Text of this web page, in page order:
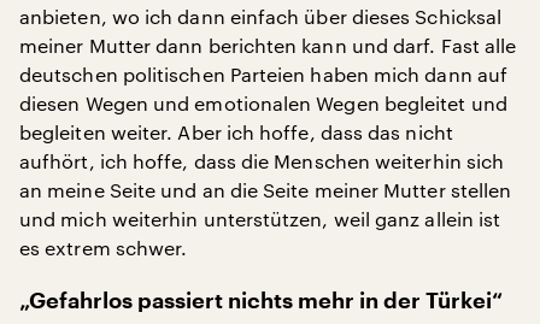
anbieten, wo ich dann einfach über dieses Schicksal
meiner Mutter dann berichten kann und darf. Fast alle
deutschen politischen Parteien haben mich dann auf
diesen Wegen und emotionalen Wegen begleitet und
begleiten weiter. Aber ich hoffe, dass das nicht
aufhört, ich hoffe, dass die Menschen weiterhin sich
an meine Seite und an die Seite meiner Mutter stellen
und mich weiterhin unterstützen, weil ganz allein ist
es extrem schwer.
„Gefahrlos passiert nichts mehr in der Türkei“